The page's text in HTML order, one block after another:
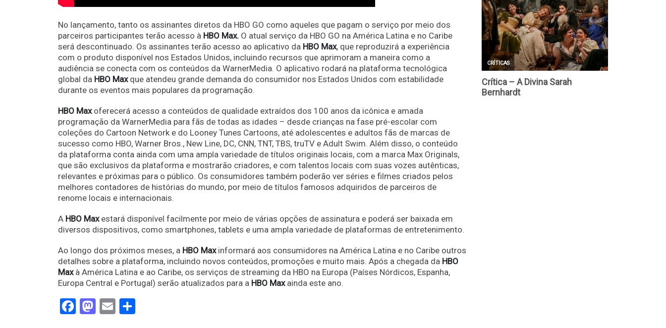
No lançamento, tanto os assinantes diretos da HBO GO como aqueles que pagam o serviço por meio dos
parceiros participantes terão acesso à HBO Max. O atual serviço da HBO GO na América Latina e no Caribe
será descontinuado. Os assinantes terão acesso ao aplicativo da HBO Max, que reproduzirá a experiência
com o produto disponível nos Estados Unidos, incluindo recursos que aprimoram a maneira como a
audiência se conecta com os conteúdos da WarnerMedia. O aplicativo rodará na plataforma tecnológica
global da HBO Maxque atendeu grande demanda do consumidor nos Estados Unidos com estabilidade
durante os eventos mais populares da programação.
HBO Maxoferecerá acesso a conteúdos de qualidade extraídos dos 100 anos da icônica e amada
programação da WarnerMedia para fãs de todas as idades – desde crianças na fase pré-escolar com
coleções do Cartoon Network e do Looney Tunes Cartoons, até adolescentes e adultos fãs de marcas de
sucesso como HBO, Warner Bros., New Line, DC, CNN, TNT, TBS, truTV e Adult Swim. Além disso, o conteúdo
da plataforma conta ainda com uma ampla variedade de títulos originais locais, com a marca Max Originals,
que são exclusivos da plataforma e mostrarão criadores, e com talentos locais com suas vozes autênticas,
relevantes e próximas para o público. Os consumidores também poderão ver séries e filmes criados pelos
melhores contadores de histórias do mundo, por meio de títulos famosos adquiridos de parceiros de
renome locais e internacionais.
A HBO Maxestará disponível facilmente por meio de várias opções de assinatura e poderá ser baixada em
diversos dispositivos, como smartphones, tablets e uma ampla variedade de plataformas de entretenimento.
Ao longo dos próximos meses, a HBO Maxinformará aos consumidores na América Latina e no Caribe outros
detalhes sobre a plataforma, incluindo novos conteúdos, promoções e muito mais. Após a chegada da HBO
Maxà América Latina e ao Caribe, os serviços de streaming da HBO na Europa (Países Nórdicos, Espanha,
Europa Central e Portugal) serão atualizados para a HBO Max ainda este ano.
Facebook
Mastodon
Email